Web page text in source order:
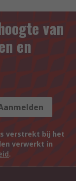
van
en
verstrekt bij het
verwerkt in
.